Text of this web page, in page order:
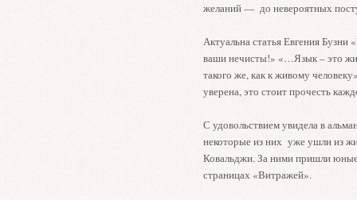
желаний — до невероятных
Актуальна статья Евгения Бузни
ваши нечисты!» «…Язык – это
такого же, как к живому
уверена, это стоит прочесть
С удовольствием увидела в
некоторые из них уже ушли из
Ковальджи. За ними пришли
страницах «Витражей».